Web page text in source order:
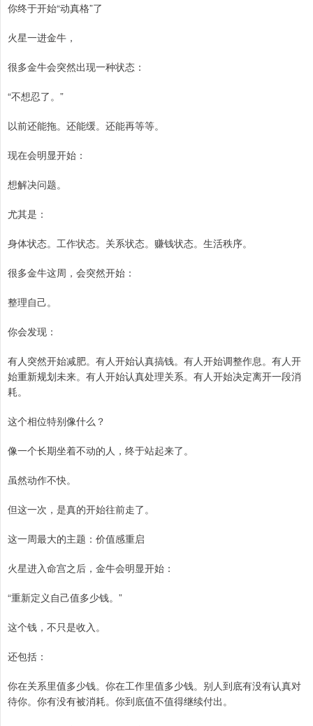
你终于开始“动真格”了
火星一进金牛，
很多金牛会突然出现一种状态：
“不想忍了。”
以前还能拖。还能缓。还能再等等。
现在会明显开始：
想解决问题。
尤其是：
身体状态。工作状态。关系状态。赚钱状态。生活秩序。
很多金牛这周，会突然开始：
整理自己。
你会发现：
有人突然开始减肥。有人开始认真搞钱。有人开始调整作息。有人开
始重新规划未来。有人开始认真处理关系。有人开始决定离开一段消
耗。
这个相位特别像什么？
像一个长期坐着不动的人，终于站起来了。
虽然动作不快。
但这一次，是真的开始往前走了。
这一周最大的主题：价值感重启
火星进入命宫之后，金牛会明显开始：
“重新定义自己值多少钱。”
这个钱，不只是收入。
还包括：
你在关系里值多少钱。你在工作里值多少钱。别人到底有没有认真对
待你。你有没有被消耗。你到底值不值得继续付出。